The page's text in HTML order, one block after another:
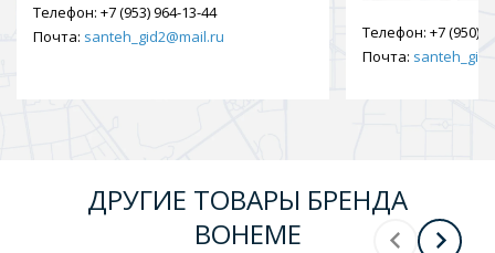
Телефон: +7 (953) 964-13-44
Почта: santeh_gid2@mail.ru Телефон: +7 (950)
Почта:
ДРУГИЕ ТОВАРЫ БРЕНДА
BOHEME